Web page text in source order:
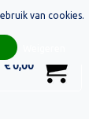
€ 0,00
van cookies.